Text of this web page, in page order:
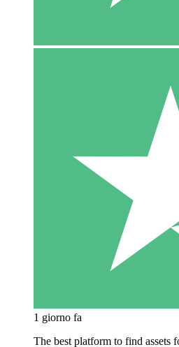
1 giorno fa
The best platform to find assets